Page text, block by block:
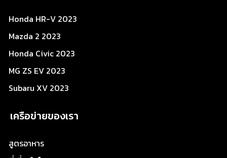
Honda HR-V 2023
Mazda 2 2023
Honda Civic 2023
MG ZS EV 2023
Subaru XV 2023
เครือข่ายของเรา
สูตรอาหาร